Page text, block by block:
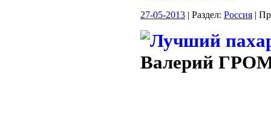
27-05-2013 | Раздел: Россия |
Валерий